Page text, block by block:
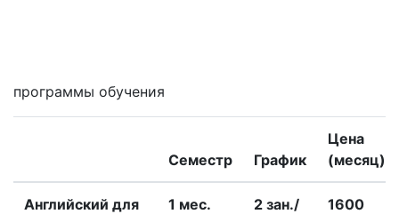
программы обучения
Семестр График
Цена
(месяц)
Английский для
1 меc.
2 зан./
1600